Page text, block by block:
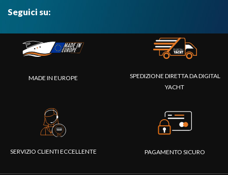
Seguici su:
MADE IN EUROPE
SPEDIZIONE DIRETTA DA DIGITAL
YACHT
SERVIZIO CLIENTI ECCELLENTE PAGAMENTO SICURO